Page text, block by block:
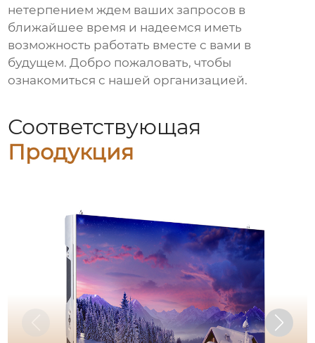
нетерпением ждем ваших запросов в
ближайшее время и надеемся иметь
возможность работать вместе с вами в
будущем. Добро пожаловать, чтобы
ознакомиться с нашей организацией.
Соответствующая
Продукция